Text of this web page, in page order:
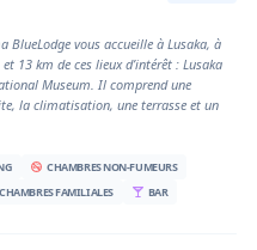
BlueLodge vous accueille à Lusaka, à
13 km de ces lieux d’intérêt : Lusaka
Museum. Il comprend une
la climatisation, une terrasse et un
CHAMBRES NON-FUMEURS
CHAMBRES FAMILIALES BAR